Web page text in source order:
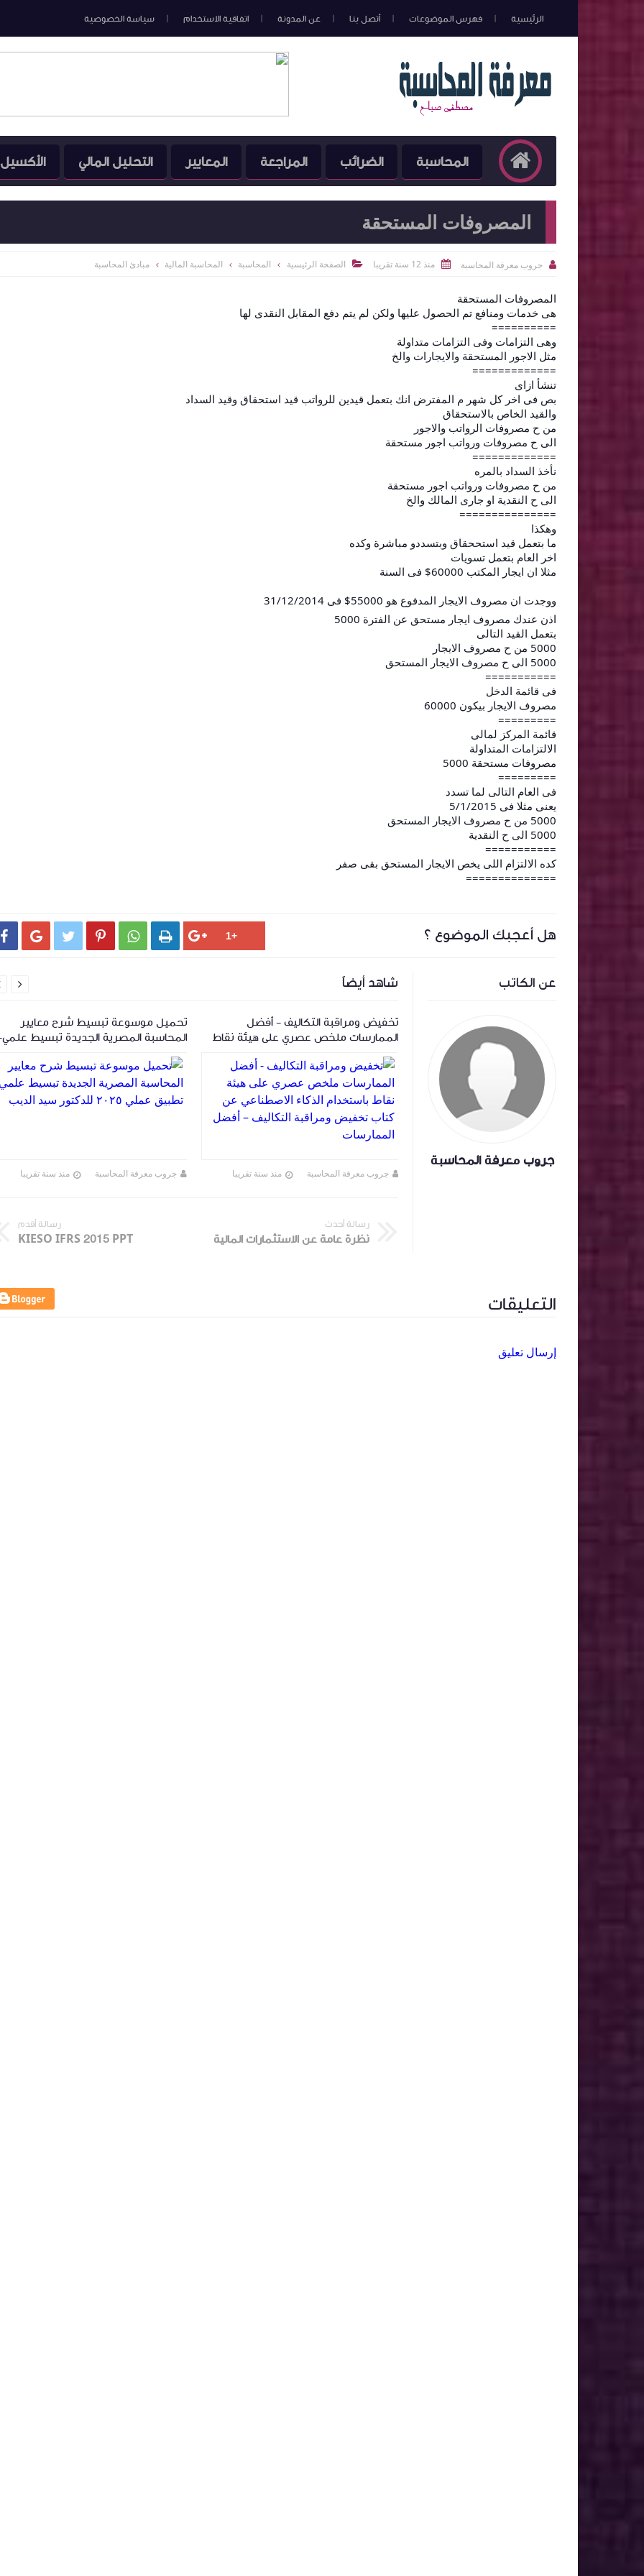
الرئيسية فهرس الموضوعات أتصل بنا عن المدونة اتفاقية الاستخدام سياسة الخصوصية
المحاسبة الضرائب المراجعة المعايير التحليل المالي الأكسيل
المصروفات المستحقة
 جروب معرفة المحاسبة  منذ 12 سنة تقريبا  الصفحة الرئيسية المحاسبة المحاسبة المالية مبادئ المحاسبة
المصروفات المستحقة
هى خدمات ومنافع تم الحصول عليها ولكن لم يتم دفع المقابل النقدى لها
==========
وهى التزامات وفى التزامات متداولة
مثل الاجور المستحقة والايجارات والخ
=============
تنشأ ازاى
بص فى اخر كل شهر م المفترض انك بتعمل قيدين للرواتب قيد استحقاق وقيد السداد
والقيد الخاص بالاستحقاق
من ح مصروفات الرواتب والاجور
الى ح مصروفات ورواتب اجور مستحقة
=============
نأخذ السداد بالمره
من ح مصروفات ورواتب اجور مستحقة
الى ح النقدية او جارى المالك والخ
===============
وهكذا
ما بتعمل قيد استححقاق وبتسددو مباشرة وكده
اخر العام بتعمل تسويات
مثلا ان ايجار المكتب 60000$ فى السنة
ووجدت ان مصروف الايجار المدفوع هو 55000$ فى 31/12/2014
اذن عندك مصروف ايجار مستحق عن الفترة 5000
بتعمل القيد التالى
5000 من ح مصروف الايجار
5000 الى ح مصروف الايجار المستحق
===========
فى قائمة الدخل
مصروف الايجار بيكون 60000
=========
قائمة المركز لمالى
الالتزامات المتداولة
مصروفات مستحقة 5000
=========
فى العام التالى لما تسدد
يعنى مثلا فى 5/1/2015
5000 من ح مصروف الايجار المستحق
5000 الى ح النقدية
===========
كده الالتزام اللى يخص الايجار المستحق بقى صفر
==============
هل أعجبك الموضوع ؟      
عن الكاتب
جروب معرفة المحاسبة
شاهد أيضاً
على سعر السهم .
تخفيض ومراقبة التكاليف - أفضل
الممارسات ملخص عصري على هيئة نقاط
تخفيض ومراقبة التكاليف – أفضل
الممارسات
جروب معرفة المحاسبة منذ سنة تقريبا
تحميل موسوعة تبسيط شرح معايير
المحاسبة المصرية الجديدة تبسيط
جروب معرفة المحاسبة منذ سنة تقريبا

رسالة أحدث
نظرة عامة عن الاستثمارات المالية
رسالة أقدم
KIESO IFRS 2015 PPT
التعليقات
إرسال تعليق